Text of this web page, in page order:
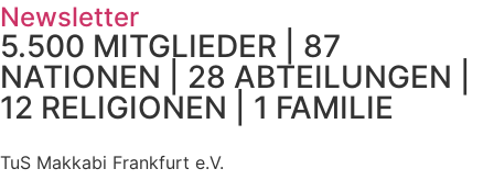
Newsletter
5.500 MITGLIEDER | 87
NATIONEN | 28 ABTEILUNGEN |
12 RELIGIONEN | 1 FAMILIE
TuS Makkabi Frankfurt e.V.